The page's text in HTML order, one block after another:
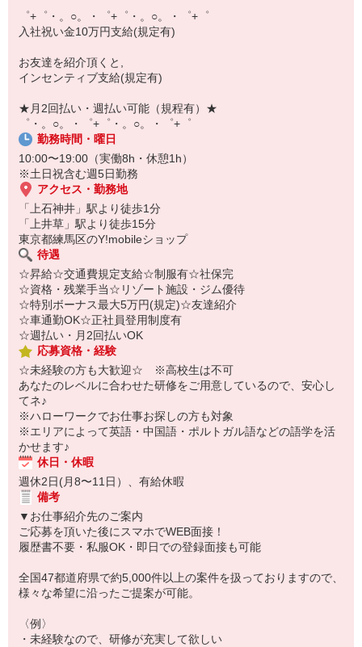
法人営業・アパレル販売・個別指導塾・人材紹介
▼人気案件も多数♪
短期・期間限定・オープニング・官公庁案件
上場/優良/大手企業など
【スマホ面接実施中】
￣￣￣￣￣￣￣￣￣
自宅に居ながらスマホでカンタン面接OK！
オンライン面談なのでスピード対応。
゜+゜・。○。・゜+゜・。○。・゜+゜
入社祝い金10万円支給(規定有)
お友達を紹介頂くと,
インセンティブ支給(規定有)
★月2回払い・週払い可能（規程有）★
゜・。○。・゜+゜・。○。・゜+゜
勤務時間・曜日
10:00〜19:00（実働8h・休憩1h）
※土日祝含む週5日勤務
アクセス・勤務地
「上石神井」駅より徒歩1分
「上井草」駅より徒歩15分
東京都練馬区のY!mobileショップ
待遇
☆昇給☆交通費規定支給☆制服有☆社保完
☆資格・残業手当☆リゾート施設・ジム優待
☆特別ボーナス最大5万円(規定)☆友達紹介
☆車通勤OK☆正社員登用制度有
☆週払い・月2回払いOK
応募資格・経験
☆未経験の方も大歓迎☆ ※高校生は不可
あなたのレベルに合わせた研修をご用意しているので、安心し
てネ♪
※ハローワークでお仕事お探しの方も対象
※エリアによって英語・中国語・ポルトガル語などの語学を活
かせます♪
休日・休暇
週休2日(月8〜11日）、有給休暇
備考
▼お仕事紹介先のご案内
ご応募を頂いた後にスマホでWEB面接！
履歴書不要・私服OK・即日での登録面接も可能
全国47都道府県で約5,000件以上の案件を扱っておりますので、
様々な希望に沿ったご提案が可能。
〈例〉
・未経験なので、研修が充実して欲しい